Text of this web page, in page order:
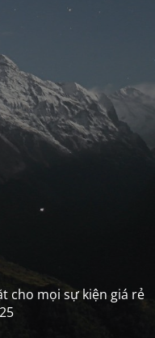
cho mọi sự kiện giá rẻ